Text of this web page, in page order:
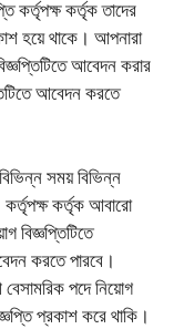
কর্তৃপক্ষ কর্তৃক তাদের
হয়ে থাকে। আপনারা
আবেদন করার
আবেদন করতে
সময় বিভিন্ন
কর্তৃপক্ষ কর্তৃক আবারো
বিজ্ঞপ্তিটিতে
করতে পারবে।
পদে নিয়োগ
প্রকাশ করে থাকি।